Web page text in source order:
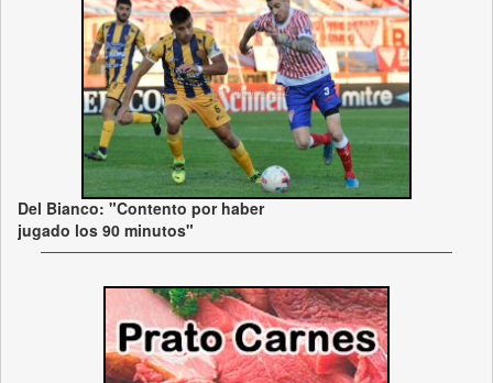
Del Bianco: "Contento por haber
jugado los 90 minutos"